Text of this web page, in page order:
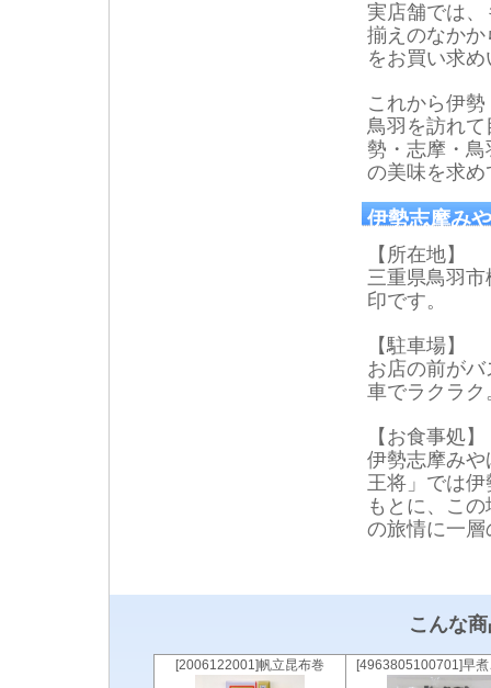
実店舗では
揃えのなか
をお買い求
これから伊
鳥羽を訪れ
勢・志摩・
の美味を求
伊勢志摩み
【所在地】
三重県鳥羽
印です。
【駐車場】
お店の前が
車でラクラク
【お食事処】
伊勢志摩み
王将」では
もとに、こ
の旅情に一